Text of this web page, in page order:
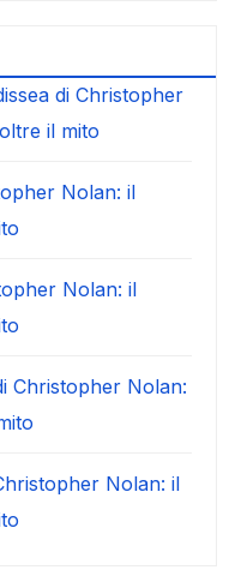
di Christopher
il mito
Nolan: il
Nolan: il
Christopher Nolan:
Nolan: il